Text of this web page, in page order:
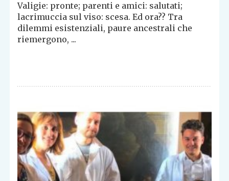
Valigie: pronte; parenti e amici: salutati;
lacrimuccia sul viso: scesa. Ed ora?? Tra
dilemmi esistenziali, paure ancestrali che
riemergono, ...